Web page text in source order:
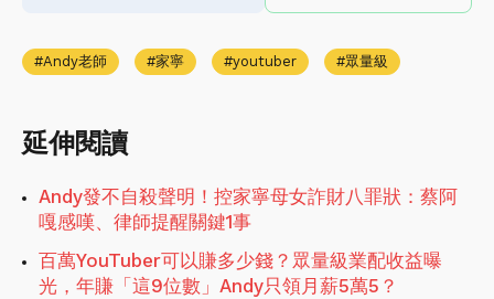
Andy老師 家寧 youtuber 眾量級
延伸閱讀
Andy發不自殺聲明！控家寧母女詐財八罪狀：蔡阿
嘎感嘆、律師提醒關鍵1事
百萬YouTuber可以賺多少錢？眾量級業配收益曝
光，年賺「這9位數」Andy只領月薪5萬5？